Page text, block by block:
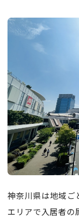
神奈川県は地域ご
エリアで入居者の